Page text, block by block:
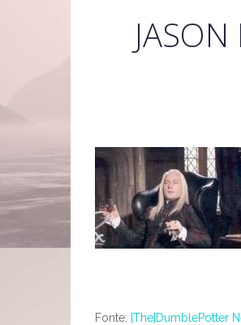
Fonte: [The]DumblePotter